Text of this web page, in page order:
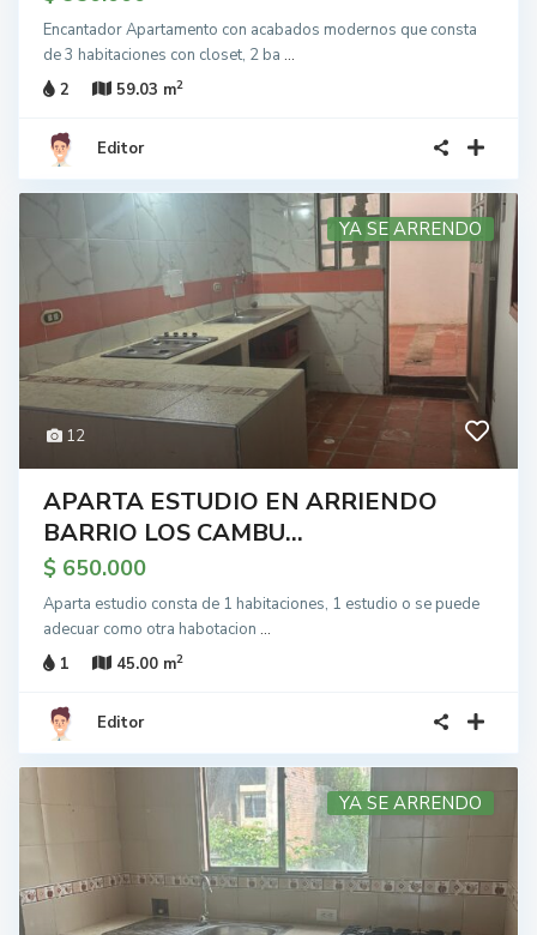
Encantador Apartamento con acabados modernos que consta
de 3 habitaciones con closet, 2 ba ...
2
59.03 m2
Editor
12
YA SE ARRENDO
APARTA ESTUDIO EN ARRIENDO
BARRIO LOS CAMBU...
$ 650.000
Aparta estudio consta de 1 habitaciones, 1 estudio o se puede
adecuar como otra habotacion ...
1
45.00 m2
Editor
YA SE ARRENDO